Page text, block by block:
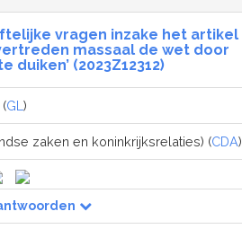
vragen inzake het artikel
massaal de wet door
(2023Z12312)
(GL )
zaken en koninkrijksrelaties) (CDA)